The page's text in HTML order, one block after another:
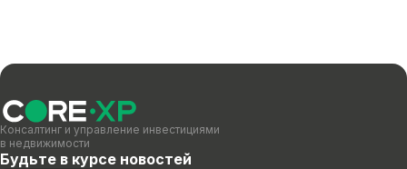
Консалтинг и управление инвестициями
в недвижимости
Будьте в курсе новостей